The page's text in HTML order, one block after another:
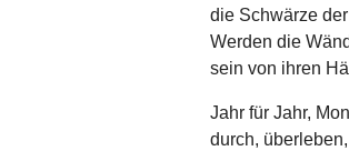
die Schwärze
Werden die
sein von ihren
Jahr für Jahr,
durch,